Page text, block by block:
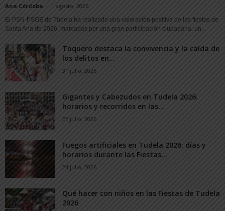
Ana Córdoba - 1 agosto, 2026
El PSN-PSOE de Tudela ha realizado una valoración positiva de las fiestas de
Santa Ana de 2026, marcadas por una gran participación ciudadana, un...
Toquero destaca la convivencia y la caída de
los delitos en...
31 julio, 2026
Gigantes y Cabezudos en Tudela 2026:
horarios y recorridos en las...
25 julio, 2026
Fuegos artificiales en Tudela 2026: días y
horarios durante las Fiestas...
24 julio, 2026
Qué hacer con niños en las Fiestas de Tudela
2026